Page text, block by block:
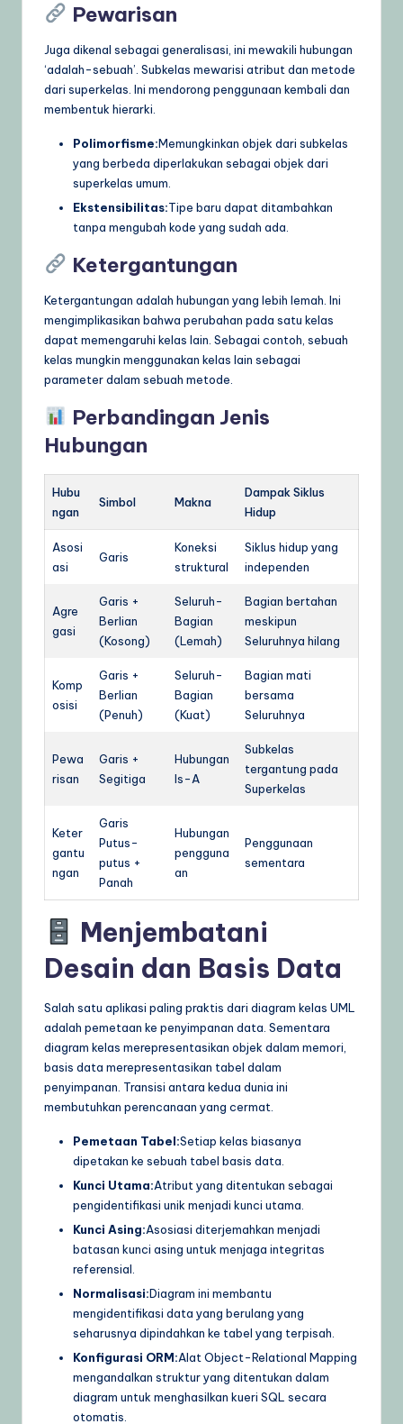
Pewarisan
Juga dikenal sebagai generalisasi, ini mewakili hubungan
‘adalah-sebuah’. Subkelas mewarisi atribut dan metode
dari superkelas. Ini mendorong penggunaan kembali dan
membentuk hierarki.
Polimorfisme:Memungkinkan objek dari subkelas
yang berbeda diperlakukan sebagai objek dari
superkelas umum.
Ekstensibilitas:Tipe baru dapat ditambahkan
tanpa mengubah kode yang sudah ada.
Ketergantungan
Ketergantungan adalah hubungan yang lebih lemah. Ini
mengimplikasikan bahwa perubahan pada satu kelas
dapat memengaruhi kelas lain. Sebagai contoh, sebuah
kelas mungkin menggunakan kelas lain sebagai
parameter dalam sebuah metode.
Perbandingan Jenis
Hubungan
Hubu
ngan
Simbol Makna
Dampak Siklus
Hidup
Asosi
asi
Garis
Koneksi
struktural
Siklus hidup yang
independen
Agre
gasi
Garis +
Berlian
(Kosong)
Seluruh-
Bagian
(Lemah)
Bagian bertahan
meskipun
Seluruhnya hilang
Komp
osisi
Garis +
Berlian
(Penuh)
Seluruh-
Bagian
(Kuat)
Bagian mati
bersama
Seluruhnya
Pewa
risan
Garis +
Segitiga
Hubungan
Is-A
Subkelas
tergantung pada
Superkelas
Keter
gantu
ngan
Garis
Putus-
putus +
Panah
Hubungan
pengguna
an
Penggunaan
sementara
Menjembatani
Desain dan Basis Data
Salah satu aplikasi paling praktis dari diagram kelas UML
adalah pemetaan ke penyimpanan data. Sementara
diagram kelas merepresentasikan objek dalam memori,
basis data merepresentasikan tabel dalam
penyimpanan. Transisi antara kedua dunia ini
membutuhkan perencanaan yang cermat.
Pemetaan Tabel:Setiap kelas biasanya
dipetakan ke sebuah tabel basis data.
Kunci Utama:Atribut yang ditentukan sebagai
pengidentifikasi unik menjadi kunci utama.
Kunci Asing:Asosiasi diterjemahkan menjadi
batasan kunci asing untuk menjaga integritas
referensial.
Normalisasi:Diagram ini membantu
mengidentifikasi data yang berulang yang
seharusnya dipindahkan ke tabel yang terpisah.
Konfigurasi ORM:Alat Object-Relational Mapping
mengandalkan struktur yang ditentukan dalam
diagram untuk menghasilkan kueri SQL secara
otomatis.